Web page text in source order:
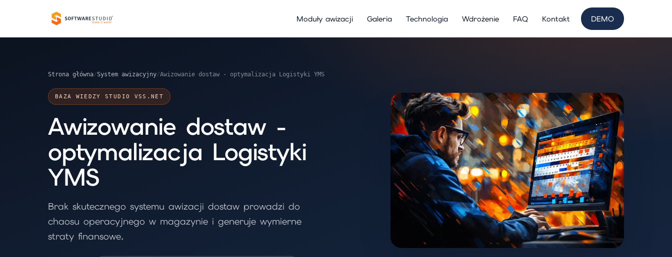
Moduły awizacji Galeria Technologia Wdrożenie FAQ Kontakt DEMO
Strona główna/System awizacyjny/Awizowanie dostaw - optymalizacja Logistyki YMS
BAZA WIEDZY STUDIO VSS.NET
Awizowanie dostaw -
optymalizacja Logistyki
YMS
Brak skutecznego systemu awizacji dostaw prowadzi do
chaosu operacyjnego w magazynie i generuje wymierne
straty finansowe.